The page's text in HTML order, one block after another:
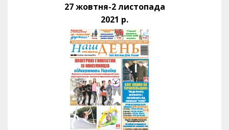
27 жовтня-2 листопада
2021 р.